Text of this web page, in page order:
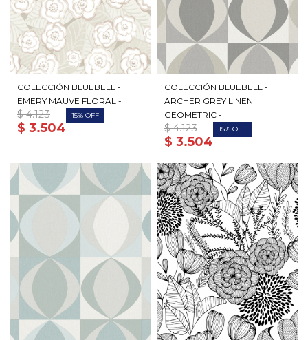
COLECCIÓN BLUEBELL -
EMERY MAUVE FLORAL -
$ 3.504
$ 4.123 15
COLECCIÓN BLUEBELL -
ARCHER GREY LINEN
GEOMETRIC -
$ 3.504
$ 4.123 15